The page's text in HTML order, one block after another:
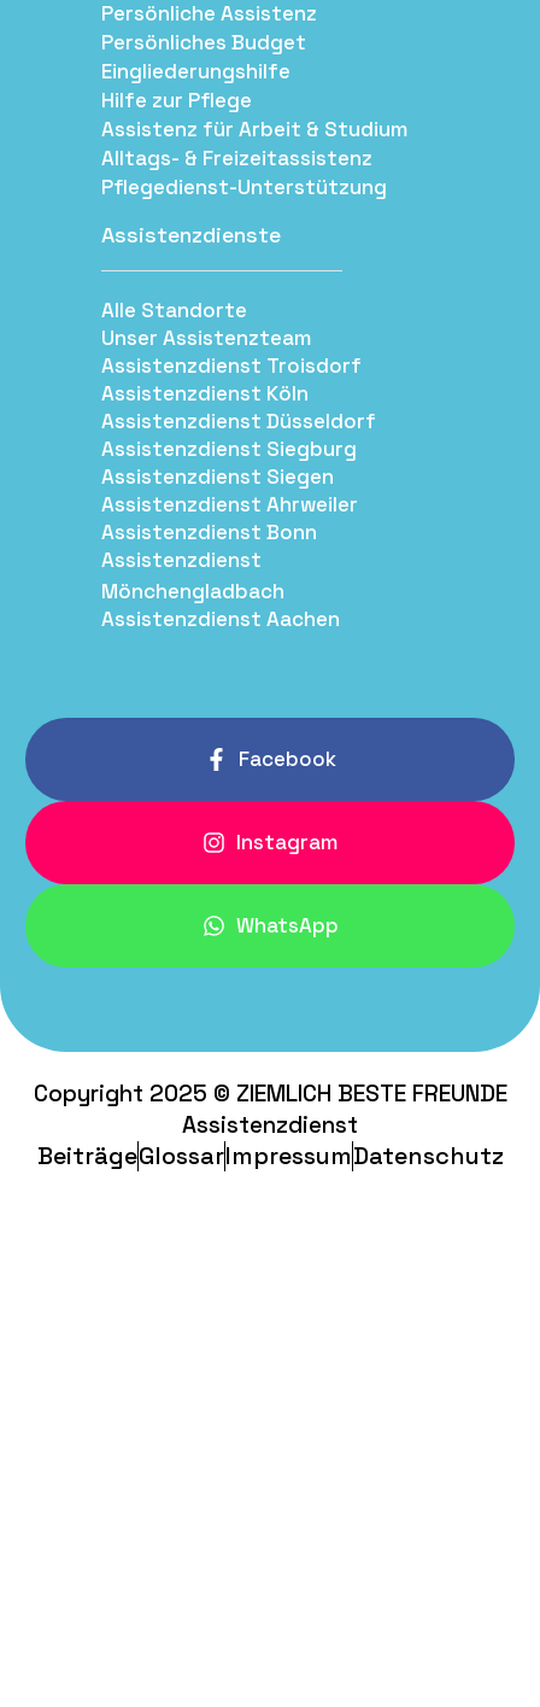
Persönliche Assistenz
Persönliches Budget
Eingliederungshilfe
Hilfe zur Pflege
Assistenz für Arbeit & Studium
Alltags- & Freizeitassistenz
Pflegedienst-Unterstützung
Assistenzdienste
Alle Standorte
Unser Assistenzteam
Assistenzdienst Troisdorf
Assistenzdienst Köln
Assistenzdienst Düsseldorf
Assistenzdienst Siegburg
Assistenzdienst Siegen
Assistenzdienst Ahrweiler
Assistenzdienst Bonn
Assistenzdienst
Mönchengladbach
Assistenzdienst Aachen
Facebook
Instagram
WhatsApp
Copyright 2025 © ZIEMLICH BESTE FREUNDE
Assistenzdienst
BeiträgeGlossarImpressumDatenschutz